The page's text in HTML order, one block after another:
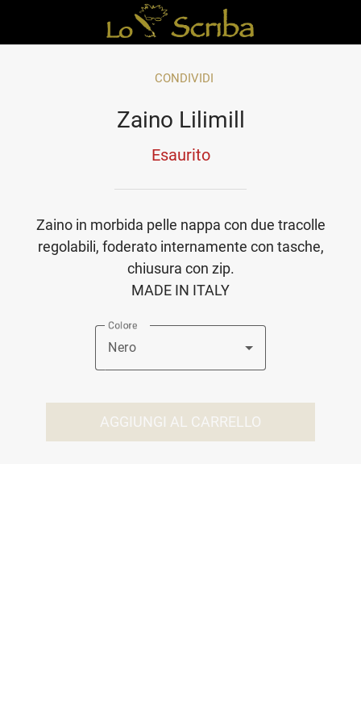
CONDIVIDI
Zaino Lilimill
Esaurito
Zaino in morbida pelle nappa con due tracolle
regolabili, foderato internamente con tasche,
chiusura con zip.
MADE IN ITALY
Colore
Nero
AGGIUNGI AL CARRELLO